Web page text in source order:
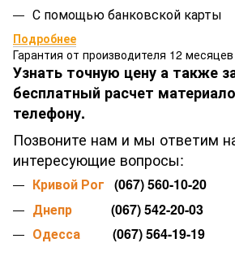
С помощью банковской карты
Подробнее
Гарантия от производителя 12 месяцев
Узнать точную цену а также
бесплатный расчет
телефону.
Позвоните нам и мы ответим
интересующие вопросы:
Кривой Рог (067) 560-10-20
Днепр (067) 542-20-03
Одесса (067) 564-19-19